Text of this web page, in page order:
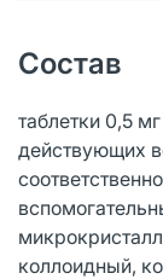
Состав
таблетки 0,5
действующих
коллоидный,